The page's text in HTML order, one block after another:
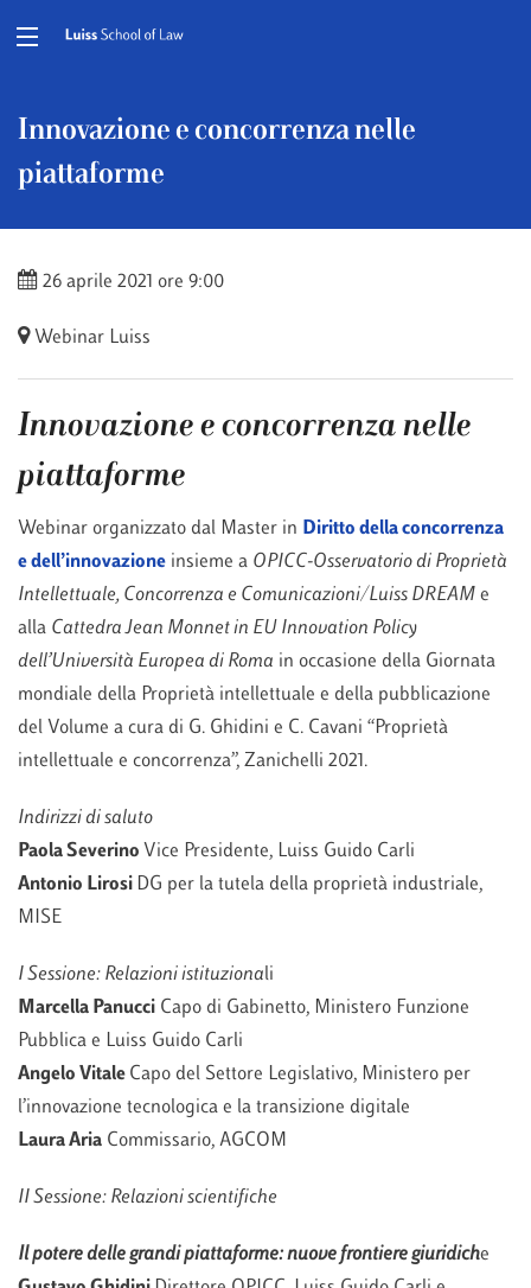
Innovazione e concorrenza nelle
piattaforme
26 aprile 2021 ore 9:00
Webinar Luiss
Innovazione e concorrenza nelle
piattaforme
Webinar organizzato dal Master in Diritto della concorrenza
e dell’innovazioneinsieme a OPICC-Osservatorio di Proprietà
Intellettuale, Concorrenza e Comunicazioni/Luiss DREAMe
alla Cattedra Jean Monnet in EU Innovation Policy
dell’Università Europea di Roma in occasione della Giornata
mondiale della Proprietà intellettuale e della pubblicazione
del Volume a cura di G. Ghidini e C. Cavani “Proprietà
intellettuale e concorrenza”, Zanichelli 2021.
Indirizzi di saluto
Paola Severino Vice Presidente, Luiss Guido Carli
Antonio Lirosi DG per la tutela della proprietà industriale,
MISE
I Sessione: Relazioni istituzionali
Marcella PanucciCapo di Gabinetto, Ministero Funzione
Pubblica e Luiss Guido Carli
Angelo Vitale Capo del Settore Legislativo, Ministero per
l’innovazione tecnologica e la transizione digitale
Laura AriaCommissario, AGCOM
II Sessione: Relazioni scientifiche
Il potere delle grandi piattaforme: nuove frontiere giuridiche